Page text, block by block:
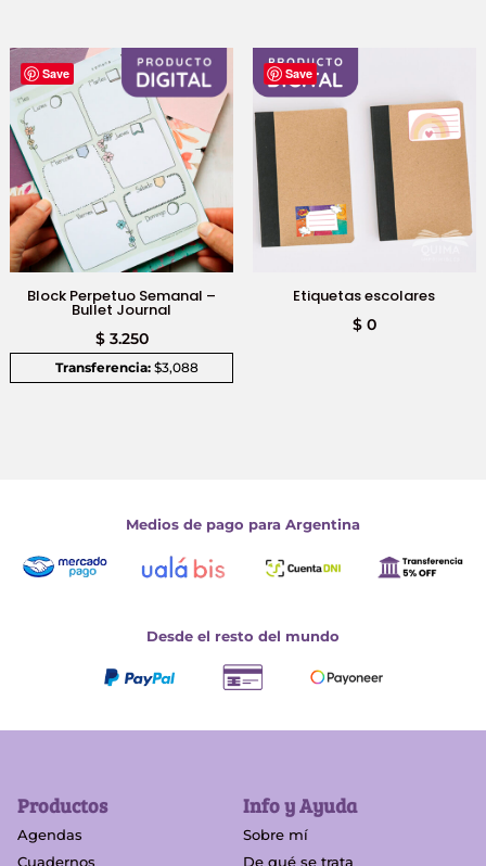
Save
Block Perpetuo Semanal –
Bullet Journal
$3.250
Transferencia:$3,088
Save
Etiquetas escolares
$0
Medios de pago para Argentina
Desde el resto del mundo
Productos
Agendas
Cuadernos
Info y Ayuda
Sobre mí
De qué se trata